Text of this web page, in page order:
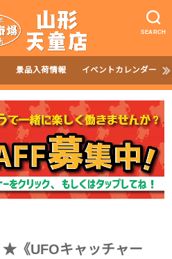
SEARCH
景品入荷情報 イベントカレンダー
★《UFOキャッチャー